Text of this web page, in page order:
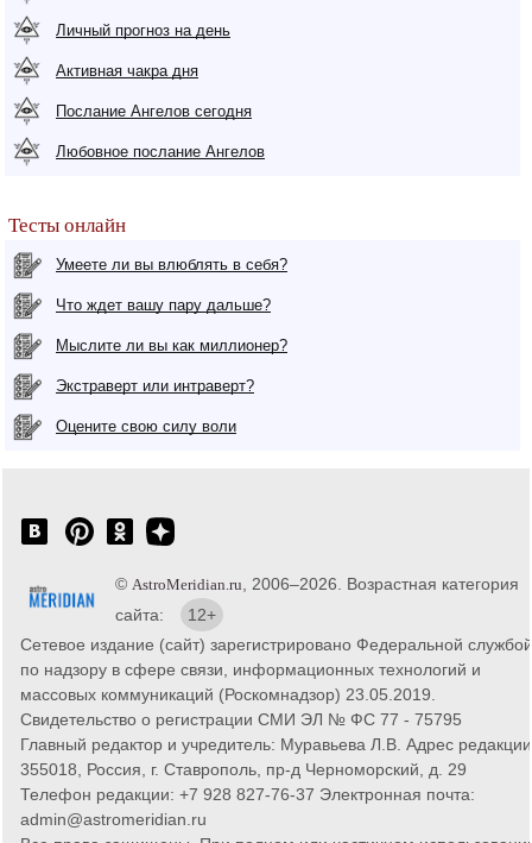
Личный прогноз на день
Активная чакра дня
Послание Ангелов сегодня
Любовное послание Ангелов
Тесты онлайн
Умеете ли вы влюблять в себя?
Что ждет вашу пару дальше?
Мыслите ли вы как миллионер?
Экстраверт или интраверт?
Оцените свою силу воли
© AstroMeridian.ru , 2006–2026. Возрастная категория
сайта:
12+
Сетевое издание (сайт) зарегистрировано Федеральной службой
по надзору в сфере связи, информационных технологий и
массовых коммуникаций (Роскомнадзор) 23.05.2019.
Свидетельство о регистрации СМИ ЭЛ № ФС 77 - 75795
Главный редактор и учредитель: Муравьева Л.В. Адрес
355018, Россия, г. Ставрополь, пр-д Черноморский, д. 29
Телефон редакции: +7 928 827-76-37 Электронная почта:
admin@astromeridian.ru